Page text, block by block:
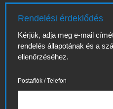
Rendelési érdeklődés
Kérjük, adja meg e-mail
rendelés állapotának és a
ellenőrzéséhez.
Postafiók / Telefon